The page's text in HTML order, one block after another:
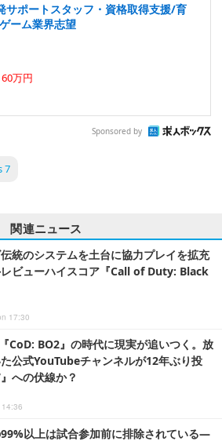
サポートスタッフ・資格取得支援/育
ーム業界志望
万円
Sponsored by
7
関連ニュース
伝統のシステムを土台に協力プレイを拡充
レビューハイスコア『Call of Duty: Black
17:30
CoD: BO2』の時代に現実が追いつく。放
公式YouTubeチャンネルが12年ぶり投
への伏線か？
以上は試合参加前に排除されている―